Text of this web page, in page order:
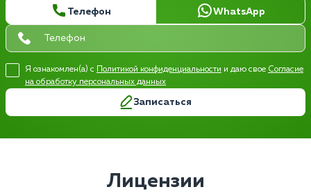
Телефон WhatsApp
Я ознакомлен(а) с Политикой конфиденциальности и даю свое Согласие
на обработку персональных данных
Записаться
Лицензии